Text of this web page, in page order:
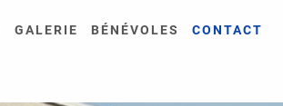
GALERIE BÉNÉVOLES CONTACT